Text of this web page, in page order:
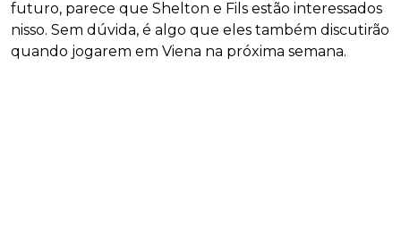
futuro, parece que Shelton e Fils estão interessados
nisso. Sem dúvida, é algo que eles também discutirão
quando jogarem em Viena na próxima semana.